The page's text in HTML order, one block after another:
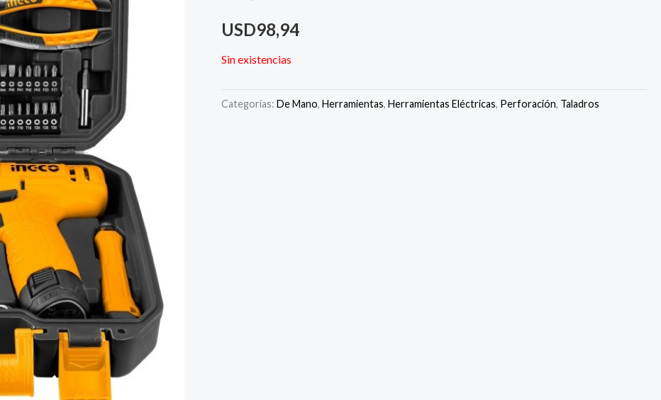
USD98,94
Sin existencias
Categorías:De Mano,Herramientas,Herramientas Eléctricas, Perforación, Taladros